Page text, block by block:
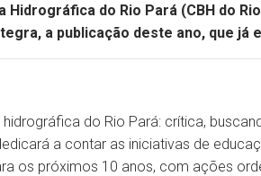
do Rio Pará (CBH do
a publicação deste ano, que
do Rio Pará: crítica,
a contar as iniciativas de
os próximos 10 anos, com ações